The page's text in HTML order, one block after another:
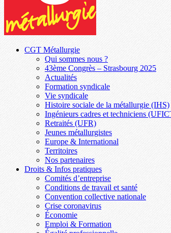
CGT Métallurgie
Qui sommes nous ?
43ème Congrès – Strasbourg 2025
Actualités
Formation syndicale
Vie syndicale
Histoire sociale de la métallurgie (IHS)
Ingénieurs cadres et techniciens
Retraités (UFR)
Jeunes métallurgistes
Europe & International
Territoires
Nos partenaires
Droits & Infos pratiques
Comités d’entreprise
Conditions de travail et santé
Convention collective nationale
Crise coronavirus
Économie
Emploi & Formation